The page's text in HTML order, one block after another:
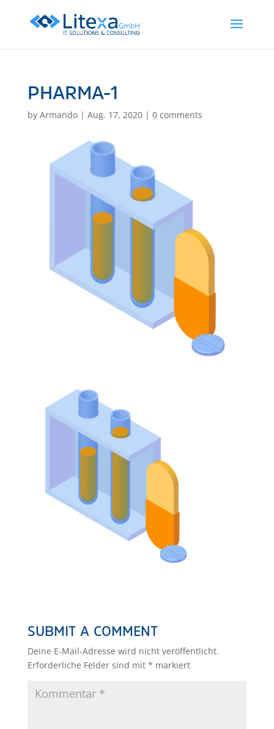
PHARMA-1
by Armando| Aug. 17, 2020| 0 comments
SUBMIT A COMMENT
Deine E-Mail-Adresse wird nicht veröffentlicht.
Erforderliche Felder sind mit * markiert